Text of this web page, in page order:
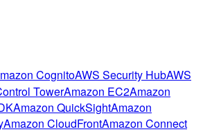
CognitoAWS Security HubAWS
TowerAmazon EC2Amazon
Amazon QuickSightAmazon
Amazon CloudFrontAmazon Connect